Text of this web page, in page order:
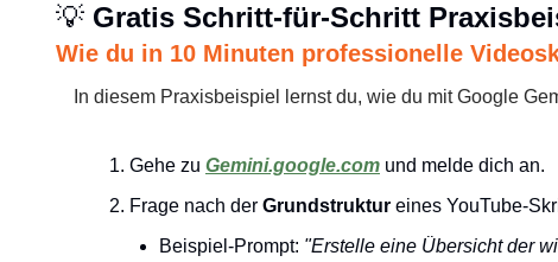
💡 Gratis Schritt-für-Schritt
Wie du in 10 Minuten professionelle
In diesem Praxisbeispiel lernst du, wie du mit Google
Gehe zu Gemini.google.com und melde dich an.
Frage nach der Grundstruktur eines YouTube-
Beispiel-Prompt: "Erstelle eine Übersicht der